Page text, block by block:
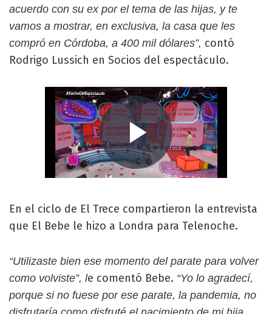
acuerdo con su ex por el tema de las hijas, y te
vamos a mostrar, en exclusiva, la casa que les
compró en Córdoba, a 400 mil dólares”, contó
Rodrigo Lussich en Socios del espectáculo.
En el ciclo de El Trece compartieron la entrevista
que El Bebe le hizo a Londra para Telenoche.
“Utilizaste bien ese momento del parate para volver
como volviste”, le comentó Bebe. “Yo lo agradecí,
porque si no fuese por ese parate, la pandemia, no